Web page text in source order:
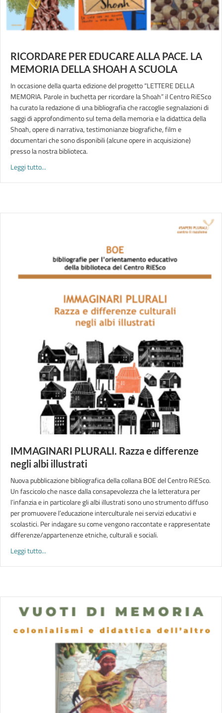
RICORDARE PER EDUCARE ALLA PACE. LA
MEMORIA DELLA SHOAH A SCUOLA
In occasione della quarta edizione del progetto “LETTERE DELLA
MEMORIA. Parole in buchetta per ricordare la Shoah” il Centro RiESco
ha curato la redazione di una bibliografia che raccoglie segnalazioni di
saggi di approfondimento sul tema della memoria e la didattica della
Shoah, opere di narrativa, testimonianze biografiche, film e
documentari che sono disponibili (alcune opere in acquisizione)
presso la nostra biblioteca.
Leggi tutto...
IMMAGINARI PLURALI. Razza e differenze
negli albi illustrati
Nuova pubblicazione bibliografica della collana BOE del Centro RiESco.
Un fascicolo che nasce dalla consapevolezza che la letteratura per
l’infanzia e in particolare gli albi illustrati sono uno strumento diffuso
per promuovere l’educazione interculturale nei servizi educativi e
scolastici. Per indagare su come vengono raccontate e rappresentate
differenze/appartenenze etniche, culturali e sociali.
Leggi tutto...